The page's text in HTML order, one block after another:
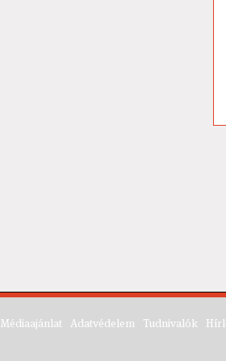
Médiaajánlat Adatvédelem Tudnivalók